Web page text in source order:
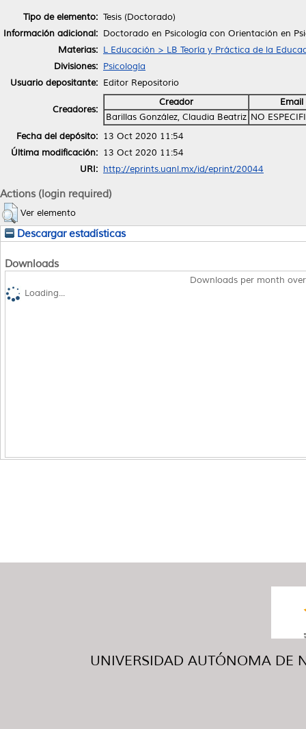
Tipo de elemento: Tesis (Doctorado)
Información adicional: Doctorado en Psicología con Orientación en
Materias: L Educación > LB Teoría y Práctica de la
Divisiones: Psicología
Usuario depositante: Editor Repositorio
Creadores:
Creador
Email
Barillas González, Claudia Beatriz NO
Fecha del depósito: 13 Oct 2020 11:54
Última modificación: 13 Oct 2020 11:54
URI: http://eprints.uanl.mx/id/eprint/20044
Actions (login required)
Ver elemento
Descargar estadísticas
Downloads
Downloads per month
Loading...
UNIVERSIDAD AUTÓNOMA DE